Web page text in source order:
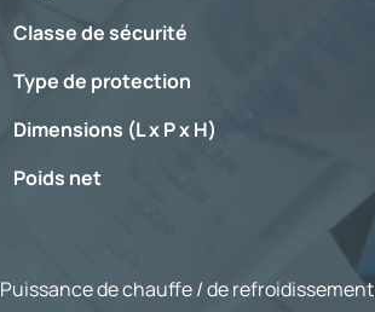
Classe de sécurité
Type de protection
Dimensions (L x P x H)
Poids net
Puissance de chauffe / de refroidissement